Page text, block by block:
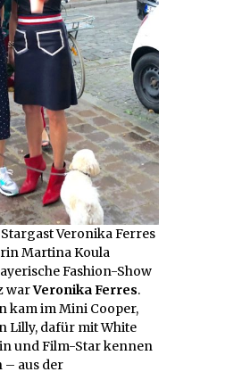
Veronika Ferres
Martina Koula
Fashion-Show
warVeronika Ferres.
kam im Mini Cooper,
Lilly, dafür mit White
und Film-Star kennen
– aus der